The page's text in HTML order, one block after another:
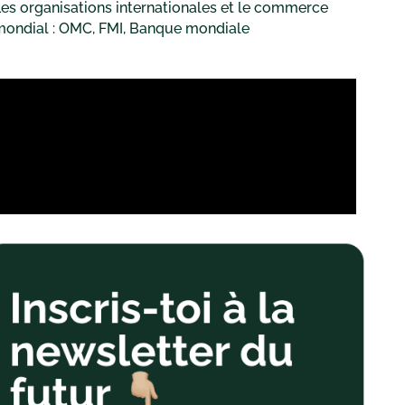
organisations internationales et le commerce
: OMC, FMI, Banque mondiale